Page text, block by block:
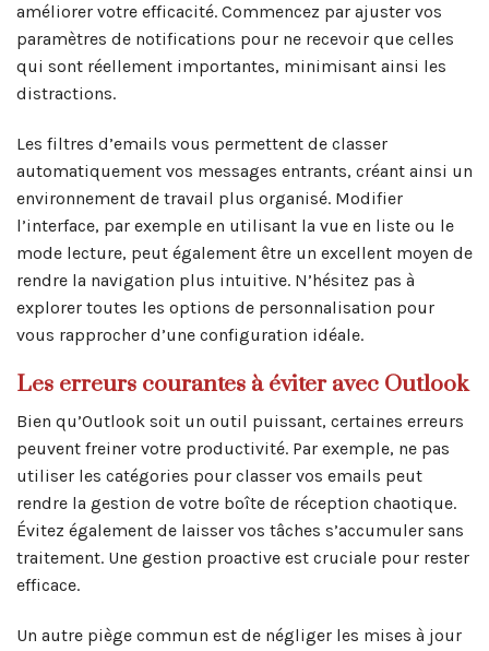
améliorer votre efficacité. Commencez par ajuster vos
paramètres de notifications pour ne recevoir que celles
qui sont réellement importantes, minimisant ainsi les
distractions.
Les filtres d’emails vous permettent de classer
automatiquement vos messages entrants, créant ainsi un
environnement de travail plus organisé. Modifier
l’interface, par exemple en utilisant la vue en liste ou le
mode lecture, peut également être un excellent moyen de
rendre la navigation plus intuitive. N’hésitez pas à
explorer toutes les options de personnalisation pour
vous rapprocher d’une configuration idéale.
Les erreurs courantes à éviter avec Outlook
Bien qu’Outlook soit un outil puissant, certaines erreurs
peuvent freiner votre productivité. Par exemple, ne pas
utiliser les catégories pour classer vos emails peut
rendre la gestion de votre boîte de réception chaotique.
Évitez également de laisser vos tâches s’accumuler sans
traitement. Une gestion proactive est cruciale pour rester
efficace.
Un autre piège commun est de négliger les mises à jour